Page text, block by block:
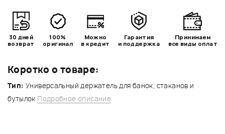
Коротко о товаре:
Тип: Универсальный держатель для банок, стаканов и
бутылок Подробное описание
30 дней
возврат
100%
оригинал
Можно
в кредит
Гарантия
и поддержка
Принимаем
все виды оплат